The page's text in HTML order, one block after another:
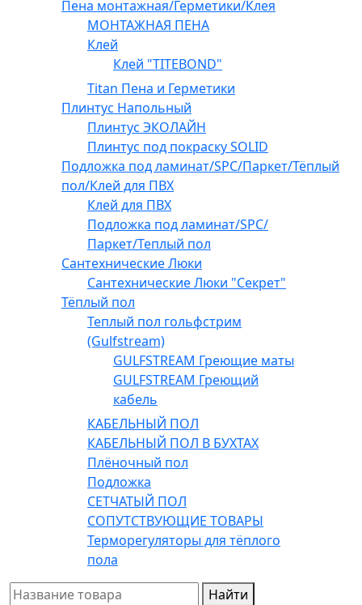
Пена монтажная/Герметики/Клея
МОНТАЖНАЯ ПЕНА
Клей
Клей "TITEBOND"
Titan Пена и Герметики
Плинтус Напольный
Плинтус ЭКОЛАЙН
Плинтус под покраску SOLID
Подложка под ламинат/SPC/Паркет/Тёплый
пол/Клей для ПВХ
Клей для ПВХ
Подложка под ламинат/SPC/
Паркет/Теплый пол
Сантехнические Люки
Сантехнические Люки "Секрет"
Тёплый пол
Теплый пол гольфстрим
(Gulfstream)
GULFSTREAM Греющие маты
GULFSTREAM Греющий
кабель
КАБЕЛЬНЫЙ ПОЛ
КАБЕЛЬНЫЙ ПОЛ В БУХТАХ
Плёночный пол
Подложка
СЕТЧАТЫЙ ПОЛ
СОПУТСТВУЮЩИЕ ТОВАРЫ
Терморегуляторы для тёплого
пола
Найти